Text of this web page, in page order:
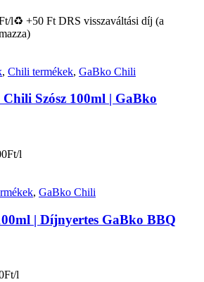
l♻️ +50 Ft DRS visszaváltási díj (a
, Chili termékek, GaBko Chili
Szósz 100ml | GaBko
l
, GaBko Chili
| Díjnyertes GaBko BBQ
l